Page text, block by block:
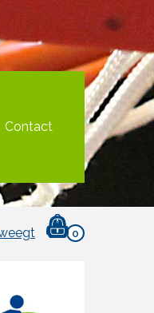
Contact
0